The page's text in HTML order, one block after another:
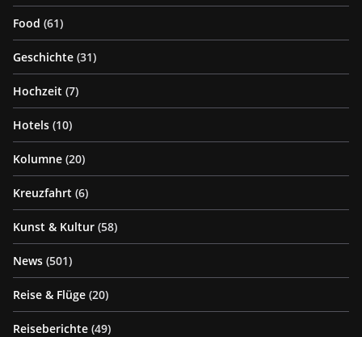
Food (61)
Geschichte (31)
Hochzeit (7)
Hotels (10)
Kolumne (20)
Kreuzfahrt (6)
Kunst & Kultur (58)
News (501)
Reise & Flüge (20)
Reiseberichte (49)